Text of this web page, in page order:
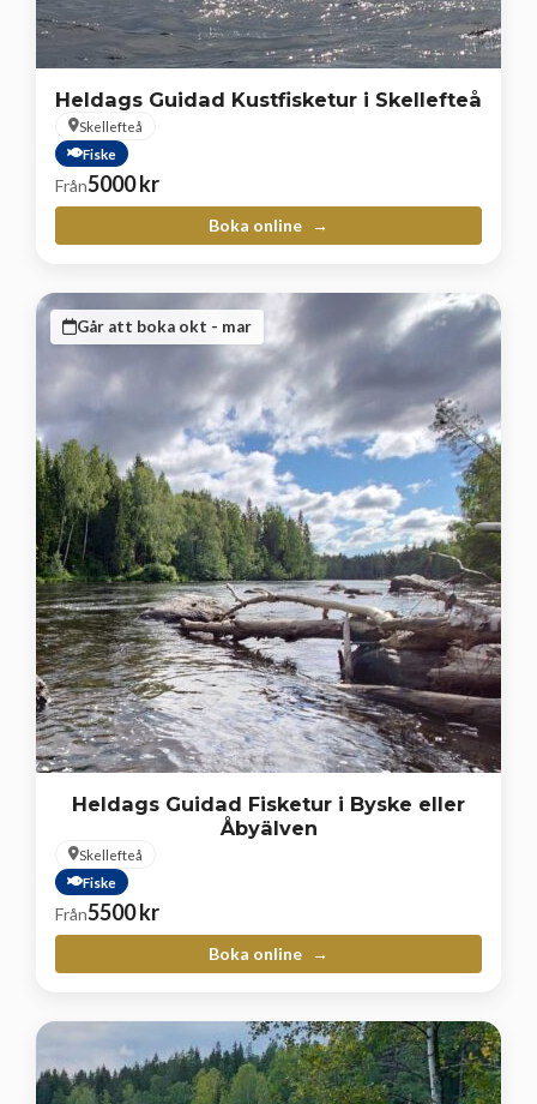
Heldags Guidad Kustfisketur i Skellefteå
Skellefteå
Fiske
Från5000kr
Boka online
Går att boka okt - mar
Heldags Guidad Fisketur i Byske eller
Åbyälven
Skellefteå
Fiske
Från5500kr
Boka online